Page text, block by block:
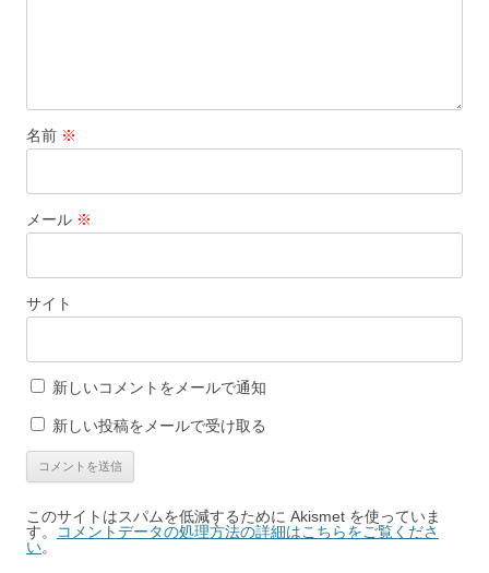
名前 ※
メール ※
サイト
新しいコメントをメールで通知
新しい投稿をメールで受け取る
このサイトはスパムを低減するために Akismet を使っていま
す。
コメントデータの処理方法の詳細はこちらをご覧くださ
い。